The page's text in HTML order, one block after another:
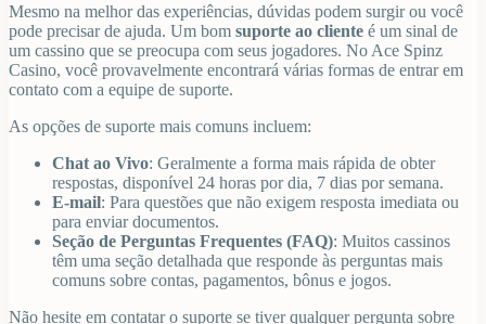
Mesmo na melhor das experiências, dúvidas podem surgir ou você
pode precisar de ajuda. Um bom suporte ao cliente é um sinal de
um cassino que se preocupa com seus jogadores. No Ace Spinz
Casino, você provavelmente encontrará várias formas de entrar em
contato com a equipe de suporte.
As opções de suporte mais comuns incluem:
Chat ao Vivo: Geralmente a forma mais rápida de obter
respostas, disponível 24 horas por dia, 7 dias por semana.
E-mail: Para questões que não exigem resposta imediata ou
para enviar documentos.
Seção de Perguntas Frequentes (FAQ): Muitos cassinos
têm uma seção detalhada que responde às perguntas mais
comuns sobre contas, pagamentos, bônus e jogos.
Não hesite em contatar o suporte se tiver qualquer pergunta sobre